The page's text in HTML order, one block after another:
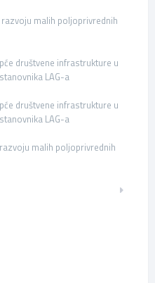
razvoju malih poljoprivrednih
društvene infrastrukture u
LAG-a
društvene infrastrukture u
LAG-a
malih poljoprivrednih